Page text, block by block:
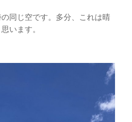
同じ空です。多分、これは晴
います。